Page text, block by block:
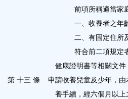
前項所稱適當家
一、收養者之年
二、有固定住所
符合前二項規定
健康證明書等相關文件
第 十三 條
申請收養兒童及少年，
養手續，經六個月以